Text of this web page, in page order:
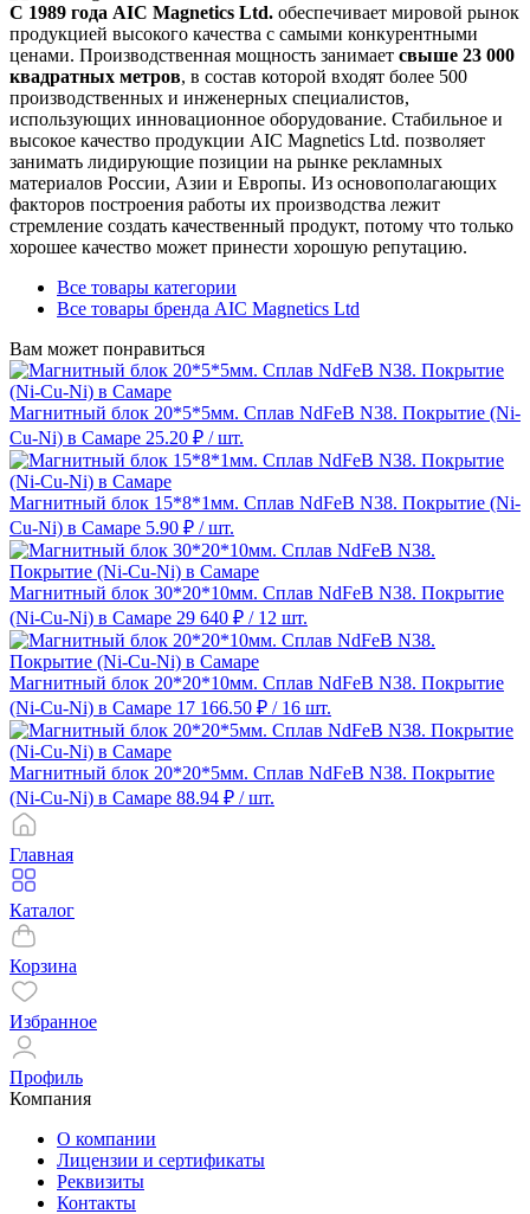
С 1989 года AIC Magnetics Ltd. обеспечивает мировой рынок
продукцией высокого качества с самыми конкурентными
ценами. Производственная мощность занимает свыше 23 000
квадратных метров, в состав которой входят более 500
производственных и инженерных специалистов,
использующих инновационное оборудование. Стабильное и
высокое качество продукции AIC Magnetics Ltd. позволяет
занимать лидирующие позиции на рынке рекламных
материалов России, Азии и Европы. Из основополагающих
факторов построения работы их производства лежит
стремление создать качественный продукт, потому что только
хорошее качество может принести хорошую репутацию.
Все товары категории
Все товары бренда AIC Magnetics Ltd
Вам может понравиться
Магнитный блок 20*5*5мм. Сплав NdFeB N38. Покрытие (Ni-
Cu-Ni) в Самаре 25.20 ₽ / шт.
Магнитный блок 15*8*1мм. Сплав NdFeB N38. Покрытие (Ni-
Cu-Ni) в Самаре 5.90 ₽ / шт.
Магнитный блок 30*20*10мм. Сплав NdFeB N38. Покрытие
(Ni-Cu-Ni) в Самаре 29 640 ₽ / 12 шт.
Магнитный блок 20*20*10мм. Сплав NdFeB N38. Покрытие
(Ni-Cu-Ni) в Самаре 17 166.50 ₽ / 16 шт.
Магнитный блок 20*20*5мм. Сплав NdFeB N38. Покрытие
(Ni-Cu-Ni) в Самаре 88.94 ₽ / шт.
Главная
Каталог
Корзина
Избранное
Профиль
Компания
О компании
Лицензии и сертификаты
Реквизиты
Контакты